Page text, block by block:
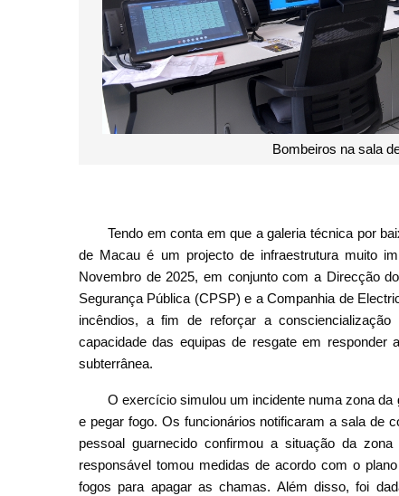
Bombeiros na sala
Tendo em conta em que a galeria técnica por
de Macau é um projecto de infraestrutura muito
Novembro de 2025, em conjunto com a Direcção
Segurança Pública (CPSP) e a Companhia de
incêndios, a fim de reforçar a
capacidade das equipas de resgate em
subterrânea.
O exercício simulou um incidente numa zona
e pegar fogo. Os funcionários notificaram a sala de
pessoal guarnecido confirmou a situação da
responsável tomou medidas de acordo com o
fogos para apagar as chamas. Além disso, foi